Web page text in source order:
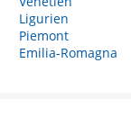
Ligurien
Piemont
Emilia-Romagna